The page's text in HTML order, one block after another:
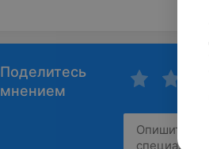
Поделитесь
мнением